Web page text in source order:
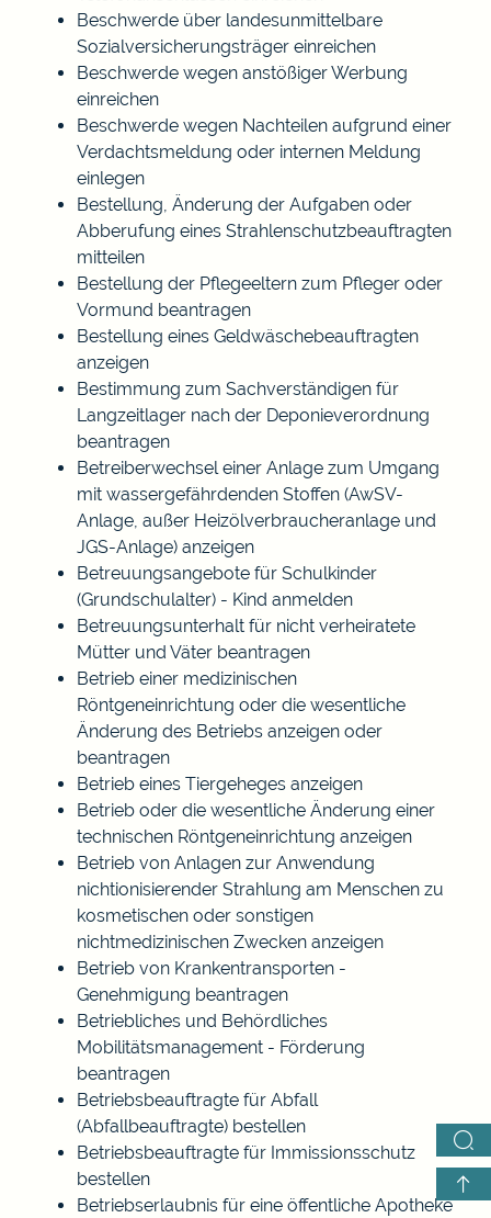
Beschwerde über landesunmittelbare
Sozialversicherungsträger einreichen
Beschwerde wegen anstößiger Werbung
einreichen
Beschwerde wegen Nachteilen aufgrund einer
Verdachtsmeldung oder internen Meldung
einlegen
Bestellung, Änderung der Aufgaben oder
Abberufung eines Strahlenschutzbeauftragten
mitteilen
Bestellung der Pflegeeltern zum Pfleger oder
Vormund beantragen
Bestellung eines Geldwäschebeauftragten
anzeigen
Bestimmung zum Sachverständigen für
Langzeitlager nach der Deponieverordnung
beantragen
Betreiberwechsel einer Anlage zum Umgang
mit wassergefährdenden Stoffen (AwSV-
Anlage, außer Heizölverbraucheranlage und
JGS-Anlage) anzeigen
Betreuungsangebote für Schulkinder
(Grundschulalter) - Kind anmelden
Betreuungsunterhalt für nicht verheiratete
Mütter und Väter beantragen
Betrieb einer medizinischen
Röntgeneinrichtung oder die wesentliche
Änderung des Betriebs anzeigen oder
beantragen
Betrieb eines Tiergeheges anzeigen
Betrieb oder die wesentliche Änderung einer
technischen Röntgeneinrichtung anzeigen
Betrieb von Anlagen zur Anwendung
nichtionisierender Strahlung am Menschen zu
kosmetischen oder sonstigen
nichtmedizinischen Zwecken anzeigen
Betrieb von Krankentransporten -
Genehmigung beantragen
Betriebliches und Behördliches
Mobilitätsmanagement - Förderung
beantragen
Betriebsbeauftragte für Abfall
(Abfallbeauftragte) bestellen
Betriebsbeauftragte für Immissionsschutz
bestellen
Betriebserlaubnis für eine öffentliche Apotheke